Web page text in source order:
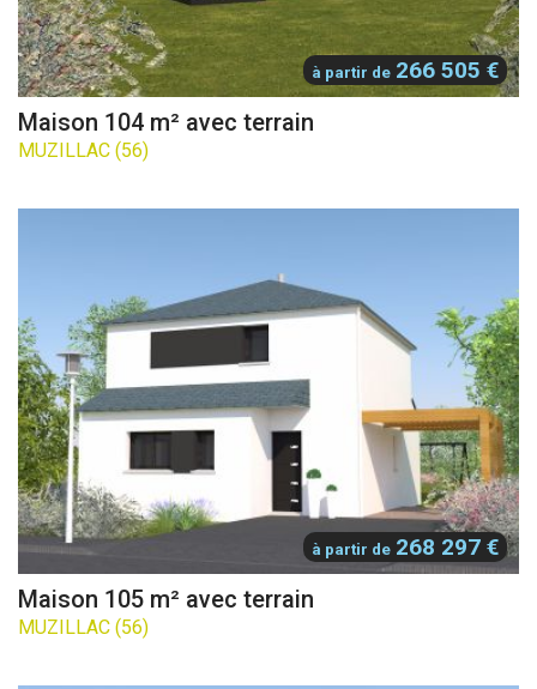
à partir de 266 505 €
Maison 104 m² avec terrain
MUZILLAC (56)
à partir de 268 297 €
Maison 105 m² avec terrain
MUZILLAC (56)